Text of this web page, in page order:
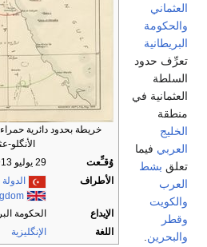
خريطة بحدود دائرية
الأنگلو-
وُقـِّعت
29 يوليو 1913
الأطراف
الإيداع
الحكومة
اللغة
الإنگليزية
العثماني
والحكومة
البريطانية
تعرِّف حدود
السلطة
العثمانية في
منطقة
الخليج
العربي فيما
تعلق بشط
العرب
والكويت
وقطر
والبحرين